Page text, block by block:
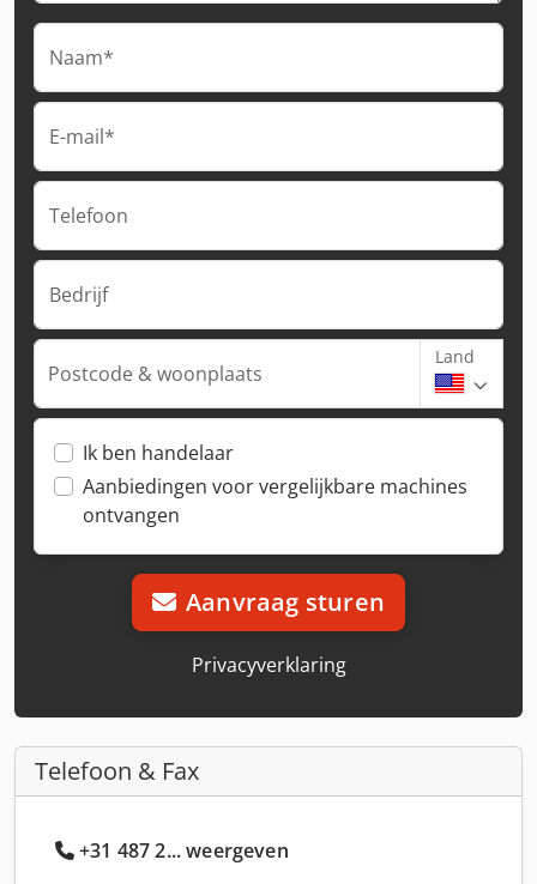
Naam*
E-mail*
Telefoon
Bedrijf
Postcode & woonplaats
Land
Ik ben handelaar
Aanbiedingen voor vergelijkbare machines
ontvangen
Aanvraag sturen
Privacyverklaring
Telefoon & Fax
+31 487 2... weergeven